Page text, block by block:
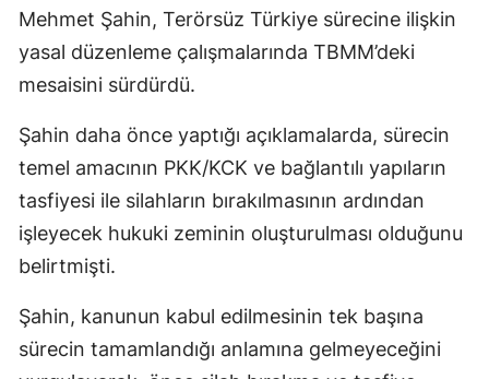
Mehmet Şahin, Terörsüz Türkiye sürecine ilişkin
yasal düzenleme çalışmalarında TBMM’deki
mesaisini sürdürdü.
Şahin daha önce yaptığı açıklamalarda, sürecin
temel amacının PKK/KCK ve bağlantılı yapıların
tasfiyesi ile silahların bırakılmasının ardından
işleyecek hukuki zeminin oluşturulması olduğunu
belirtmişti.
Şahin, kanunun kabul edilmesinin tek başına
sürecin tamamlandığı anlamına gelmeyeceğini